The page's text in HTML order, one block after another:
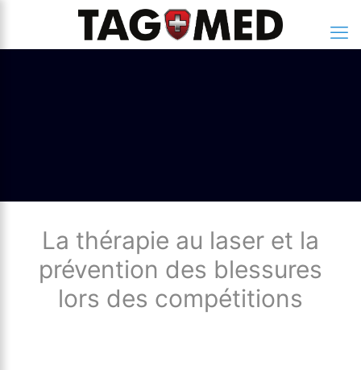
La thérapie au laser et la
prévention des blessures
lors des compétitions